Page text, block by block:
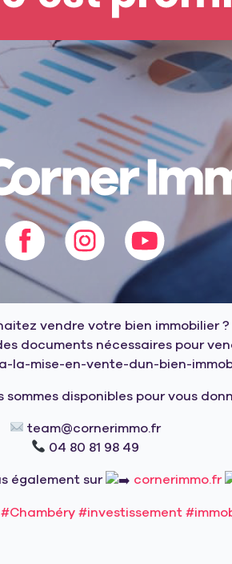
vendre votre bien immobilier ?
documents nécessaires pour
la-mise-en-vente-dun-bien-
sommes disponibles pour vous
team@cornerimmo.fr
04 80 81 98 49
également sur
cornerimmo.fr
#Chambéry #investissement